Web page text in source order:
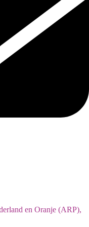
en Oranje (ARP),